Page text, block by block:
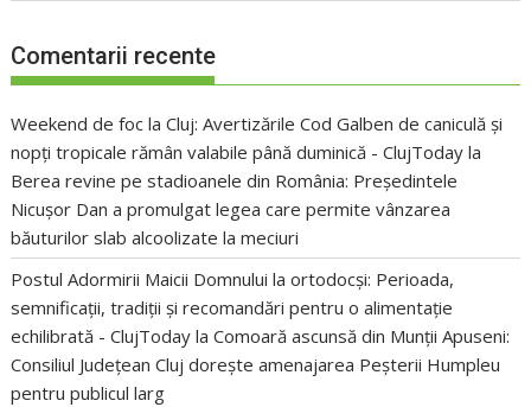
Comentarii recente
Weekend de foc la Cluj: Avertizările Cod Galben de caniculă și
nopți tropicale rămân valabile până duminică - ClujToday la
Berea revine pe stadioanele din România: Președintele
Nicușor Dan a promulgat legea care permite vânzarea
băuturilor slab alcoolizate la meciuri
Postul Adormirii Maicii Domnului la ortodocși: Perioada,
semnificații, tradiții și recomandări pentru o alimentație
echilibrată - ClujToday laComoară ascunsă din Munții Apuseni:
Consiliul Județean Cluj dorește amenajarea Peșterii Humpleu
pentru publicul larg